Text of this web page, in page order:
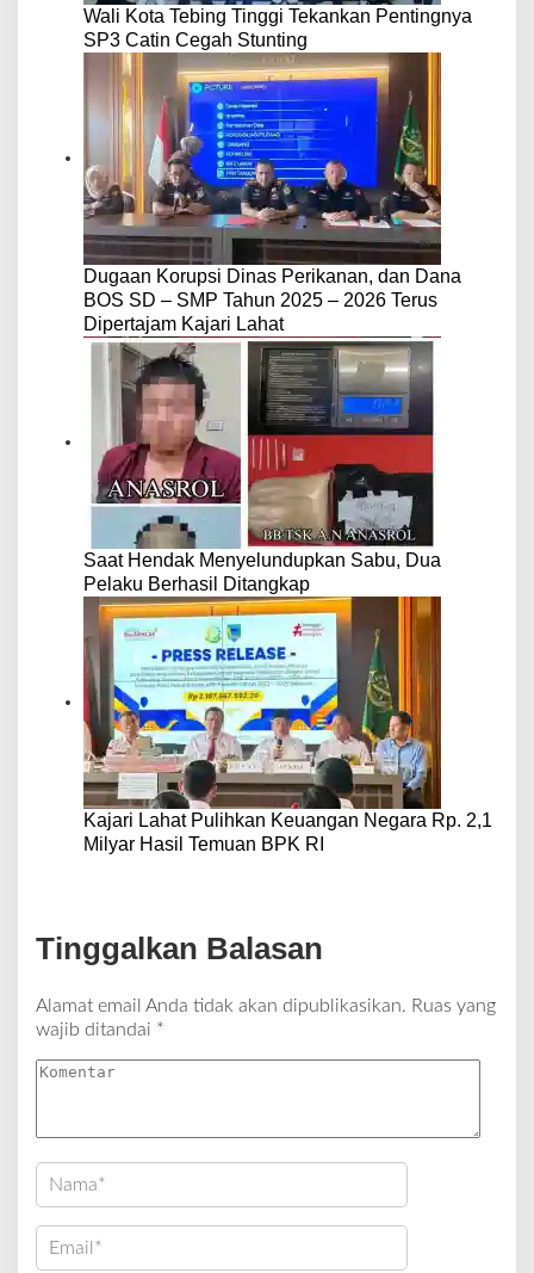
Wali Kota Tebing Tinggi Tekankan Pentingnya
SP3 Catin Cegah Stunting
Dugaan Korupsi Dinas Perikanan, dan Dana
BOS SD – SMP Tahun 2025 – 2026 Terus
Dipertajam Kajari Lahat
Saat Hendak Menyelundupkan Sabu, Dua
Pelaku Berhasil Ditangkap
Kajari Lahat Pulihkan Keuangan Negara Rp. 2,1
Milyar Hasil Temuan BPK RI
Tinggalkan Balasan
Alamat email Anda tidak akan dipublikasikan. Ruas yang
wajib ditandai *